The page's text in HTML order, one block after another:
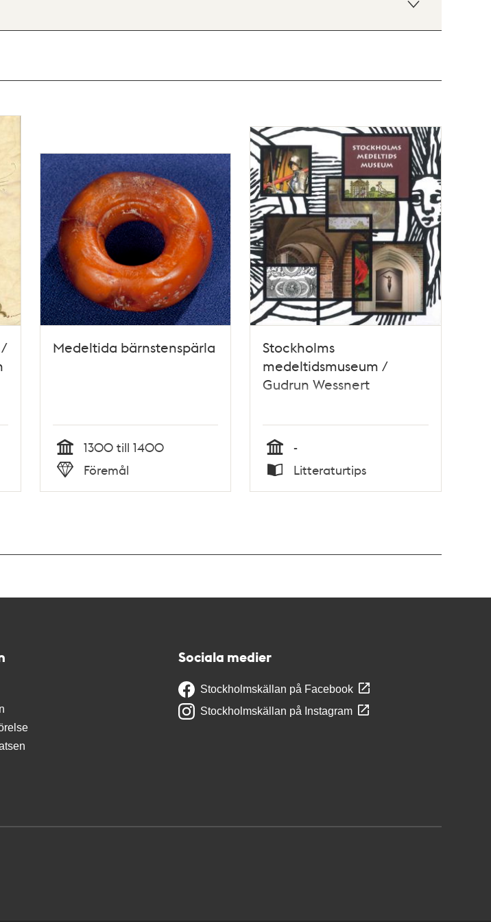
/
Medeltida bärnstenspärla
Tid
1300 till 1400
Typ
Föremål
Stockholms
medeltidsmuseum /
Gudrun Wessnert
Tid
-
Typ
Litteraturtips
Sociala medier
Stockholmskällan på Facebook
Stockholmskällan på Instagram